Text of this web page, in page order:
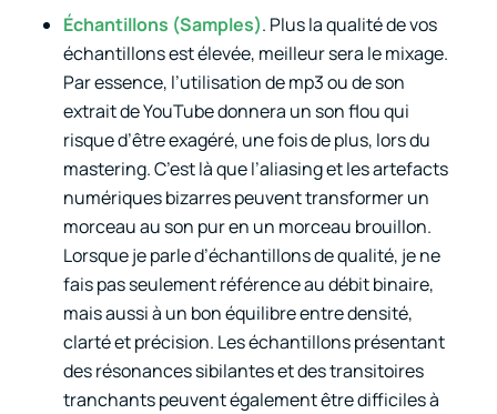
Échantillons (Samples). Plus la qualité de vos
échantillons est élevée, meilleur sera le mixage.
Par essence, l’utilisation de mp3 ou de son
extrait de YouTube donnera un son flou qui
risque d’être exagéré, une fois de plus, lors du
mastering. C’est là que l’aliasing et les artefacts
numériques bizarres peuvent transformer un
morceau au son pur en un morceau brouillon.
Lorsque je parle d’échantillons de qualité, je ne
fais pas seulement référence au débit binaire,
mais aussi à un bon équilibre entre densité,
clarté et précision. Les échantillons présentant
des résonances sibilantes et des transitoires
tranchants peuvent également être difficiles à